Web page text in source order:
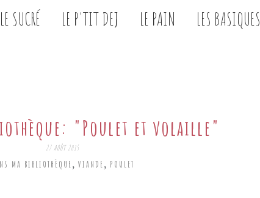
LE SUCRÉ LE P'TIT DEJ LE PAIN LES BASIQUES
"Poulet et volaille"
27 AOÛT 2015
MA BIBLIOTHÈQUE, VIANDE, POULET